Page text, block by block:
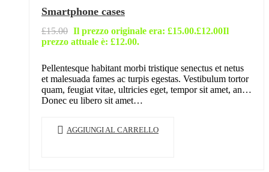
Smartphone cases
£15.00 Il prezzo originale era: £15.00.£12.00Il
prezzo attuale è: £12.00.
Pellentesque habitant morbi tristique senectus et netus
et malesuada fames ac turpis egestas. Vestibulum tortor
quam, feugiat vitae, ultricies eget, tempor sit amet, ante.
Donec eu libero sit amet…
AGGIUNGI AL CARRELLO